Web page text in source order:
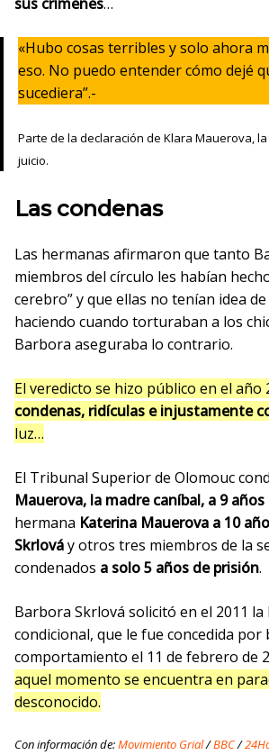
«Hubo cosas terribles y solo ahora
eso. No puedo entender cómo dejé
sucediera”.-
Parte de la declaración de Klara Mauerova,
juicio.
Las condenas
Las hermanas afirmaron que tanto
miembros del círculo les habían
cerebro” y que ellas no tenían idea
haciendo cuando torturaban a los
Barbora aseguraba lo contrario.
El veredicto se hizo público en el año
condenas, ridículas e injustamente
luz…
El Tribunal Superior de Olomouc
Mauerova, la madre caníbal, a 9
hermana Katerina Mauerova a 10
Skrlováy otros tres miembros de la
condenados a solo 5 años de prisión.
Barbora Skrlová solicitó en el 2011
condicional, que le fue concedida por
comportamiento el 11 de febrero de
aquel momento se encuentra en
desconocido.
Con información de:Movimiento Grial/BBC/